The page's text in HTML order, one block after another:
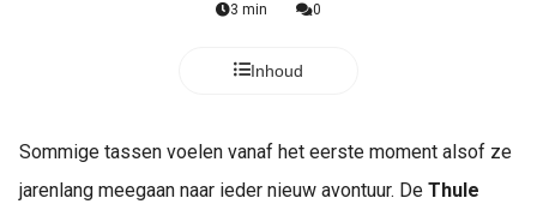
3 min 0
Inhoud
Sommige tassen voelen vanaf het eerste moment alsof ze
jarenlang meegaan naar ieder nieuw avontuur. De Thule